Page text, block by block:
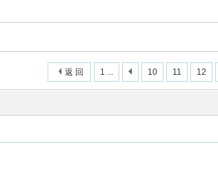
索
1 ... 10 11 12
返 回